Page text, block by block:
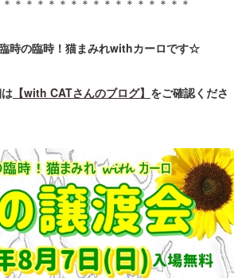
＊＊＊＊＊＊＊＊＊＊＊＊＊＊＊＊
時の臨時！猫まみれwithカーロです☆
【with CATさんのブログ】 をご確認くださ